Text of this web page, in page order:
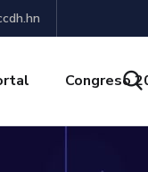
Congreso